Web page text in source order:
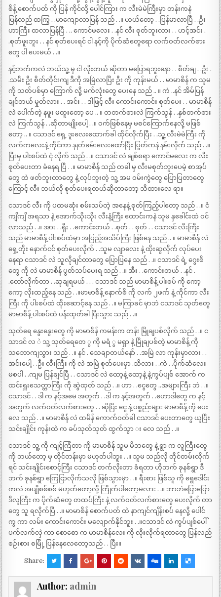
စိန့် စောက်ပတ် ကို ပြန် ကိုင်လို့ ပေါင်ကြား က လီးမဲမဲကြီးမှာ တန်းကနဲ
ပြန်လည် ထကြွ . .မာကျောလာပြန် သည် . .။ ဟယ်တော့ . .ပြန်မာလာပြီ . .ဦး
ဟာကြီး ထလာပြန်ပြီ . .. ကောင်မလေး . .နင် လီး စုတ်ဘူးလား . . ဟင့်အင်း .
.စုတ်ဖူးဘူး . . နင် စုတ်ပေးရင် ငါ နင့်ကို ပိုက်ဆံတွေရော လက်ဝတ်လက်စား
တွေ ပါ ပေးမယ် . .။
နင့်ဘက်ကလဲ ဘယ်သူ့ မှ ငါ လိုးတယ် ဆိုတာ မပြောရဘူးနော . . စိတ်ချ . .ဦး .
.သမီး ဦး စိတ်တိုင်းကျ ဒီကို အမြဲလာပြီး ဦး ကို ကုန်းမယ် . . မာမာစိန် က သူမ
ကို သတ်ပစ်မှာ ကြောက် လို့ မက်လုံးတွေ ပေးနေ သည် .. ။ ကဲ ..နင် အိမ်ပြန်
ချင်တယ် မှုတ်လား . . အင်း . . ဒါဖြင့် လီး ကောင်းကောင်း စုတ်ပေး . . မာမာစိန်
လဲ ပေါက်တဲ့ နဖူး မထူးတော့ ပေ .. ။ တတက်စားလဲ ကြက်သွန် . .နှစ်တက်စား
လဲ ကြက်သွန် . .ဆိုတာမျိုးပေါ့ . .။ ဝက်ဖြစ်နေမှ မစင်ကြောက်နေလို့ မဖြစ်
တော့ .. ။ ငသာဒင် ရှေ့ ဒူးလေးထောက်ခါ ထိုင်လိုက်ပြီး . .သူ့ လီးမဲမဲကြီး ကို
လက်ကလေးနဲ့ ကိုင်ကာ နှုတ်ခမ်းလေးထော်ပြီး ပြွတ်ကနဲ နမ်းလိုက် သည် . .။
ပြီးမှ ပါးစပ်ထဲ ငုံ လိုက် သည် . .။ ငသာဒင် လဲ ချစ်စရာ ကောင်မလေး က လီး
စုတ်ပေးတာ ခံနေရ ပြီ . .။ မာမာစိန် သည် တခါ မှ လီးမစုတ်ဘူးပေမဲ့ စာအုပ်
တွေ ထဲ ဖတ်ဘူးတာတွေ နဲ့ လုပ်ဘူးတဲ့ သူ့ အမ ဝမ်းကွဲတွေ ပြောပြတာတွေ
ကြောင့် လီး ဘယ်လို စုတ်ပေးရတယ်ဆိုတာတော့ သိထားလေ ရာ။
ငသာဒင် လီး ကို ပထမဆုံး စမ်းသပ်တဲ့ အနေနဲ့ စုတ်ကြည့်ပါတော့ သည် . .။ ငံ
ကျိကျိ အရသာ နဲ့ အောက်သိုးသိုး လီးနံ့ကြီး ထောင်းကနဲ သူမ နှခေါင်းထဲ ဝင်
လာသည် . .။ အား . .ရှီး . .ကောင်းတယ် . .စုတ် . . စုတ် . . ငသာဒင် လီးကြီး
သည် မာမာစိန့် ပါးစပ်ထဲမှာ အပြည့်အသိပ်ကြီး ဖြစ်နေ သည် .. ။ မာမာစိန် လဲ
ရှေ့တိုး နောက်ငင် စုတ်ပေးလိုက် . .သူမ လျာလေး နဲ့ ထိုးဆွလိုက် လုပ်ပေး
နေရာ ငသာဒင် လဲ သူလိုချင်တာတွေ ပြောပြနေ သည် . .။ ငသာဒင် ရဲ့ ဂွေးစိ
တွေ ကို လဲ မာမာစိန် ပွတ်သပ်ပေးရ သည် . .။ အီး . .ကောင်းတယ် . .နင် .
.တော်လိုက်တာ . .ဆုချရမယ် . . . ငသာဒင် သည် မာမာစိန့် ပါးစပ် ကို ကော့
ကော့ လိုးထည့်နေ သည် . .။မာမာစိန့် နောက်စိ ကို လက် ၂ဖက် နဲ့ ကိုင်ကာ လီး
ကြီး ကို ပါးစပ်ထဲ ထိုးဆောင့်နေ သည် . .။ မကြာခင် မှာဘဲ ငသာဒင် သုတ်တွေ
မာမာစိန့် ပါးစပ်ထဲ ပန်းထုတ်ခါ ပြီးသွား သည် . .။
သုတ်ရေ နွေးနွေးတွေ ကို မာမာစိန် ကမန်းက တန်း မြိုချပစ်လိုက် သည် . .။ င
သာဒင် လ ဲ သူ့ သုတ်ရေတေ ွ ကို မရံ ွ မရှာ နဲ့ မြိုချပစ်တဲ့ မာမာစိန့် ကို
သဘောကျသွား သည် . .။ နင် . သေချာတယ်နော် . .အမြဲ လာ ကုန်းမှာလား . .
အင်းပေါ့ . .ဦး လီးကြီး ကို လဲ အမြဲ စုတ်ပေးမှာ .သိလား . .ကဲ . .ပိုက်ဆံလေး
မစပါ . .ကျမ ပြန်ချင်ပြီ . . ငသာဒင် လဲ ထော့နဲ့ ထော့နဲ့ နဲ့ကွပ်ပျစ် အောက် က
ထင်းရှူးသေတ္တာကြီး ကို ဆွဲထုတ် သည် . .။ ဟာ . .ငွေတွေ ..အများကြီး ဘဲ . .။
ငသာဒင် . . ဒါ က နင့်အမေ အတွက် . .ဒါ က နင့်အတွက် . .ဟောဒါတွေ က နင့်
အတွက် လက်ဝတ်လက်စားတွေ . . ဆိုပြီး ငွေ နဲ့ ပစ္စည်းများ မာမာစိန့် ကို ပေး
လေ သည် . .။ မာမာစိန် လဲ ထမိန် ကောက်ဝတ်ခါ ငသာဒင် ပေးတာတွေ ယူပြီး
သင်းချိုင်း ကုန်းထဲ က ခပ်သုတ်သုတ် ထွက်သွာ း လေ သည် . .။
ငသာဒင် သူ့ ကို ကျင့်ကြံတာ ကို မာမာစိန် သူမ မိဘတွေ နဲ့ ရွာ က လူကြီးတွေ
ကို ဘယ်တော့ မှ တိုင်တန်းမှာ မဟုတ်ပါဘူး . .။ သူမ သည်လို တိုင်တမ်းလိုက်
ရင် သင်းချိုင်းစောင့်ကြီး ငသာဒင် တက်လိုးတာ ခံရတာ ဟိုဘက် ခုနစ်ရွာ ဒီ
ဘက် ခုနစ်ရွာ ကြေငြာလိုက်သလို ဖြစ်သွားမှာ . .။ ရီးစား ဖြစ်သူ ကို ရွေဒေါင်း
ကလဲ အပျိုစစ်စစ် မဟုတ်တော့လို့ ကြိုက်ပါတော့မလား . .။ ဘာဘဲပြောပြော
ဒီလူကြီး က ပိုက်ဆံတွေ တထပ်ကြီး နဲ့ လက်ဝတ်လက်စားတွေ ပေးလိုက် တာ
တွေ သူ ရလိုက်ပြီ . .။ မာမာစိန် စောက်ပတ် ထဲ နာကျင်ကျိန်းစပ် နေလို့ ပေါင်
ကွ ကာ လမ်း ကောင်းကောင်း မလျောက်နိုင်ဘူး . .။ငသာဒင် လဲ ကွပ်ပျစ်ပေါ်
ပက်လက်လှဲ ကာ စောစော က မာမာစိန်လေး ကို လိုးလိုက်ရတာတွေ ပြန်လည်
စဉ်းစား စမြုံ့ ပြန်နေလေတော့သည် . . ပြီး။
Share:
Author: admin